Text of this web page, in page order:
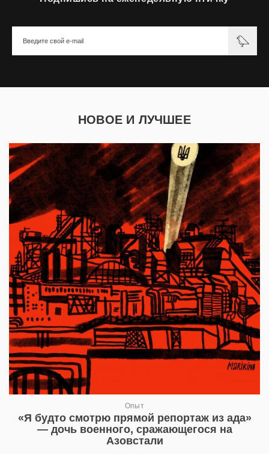
НОВОЕ И ЛУЧШЕЕ
Опыт
«Я будто смотрю прямой репортаж из ада»
— дочь военного, сражающегося на
Азовстали